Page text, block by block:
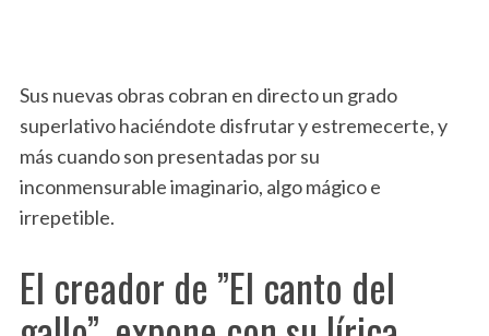
Sus nuevas obras cobran en directo un grado
superlativo haciéndote disfrutar y estremecerte, y
más cuando son presentadas por su
inconmensurable imaginario, algo mágico e
irrepetible.
El creador de ”El canto del